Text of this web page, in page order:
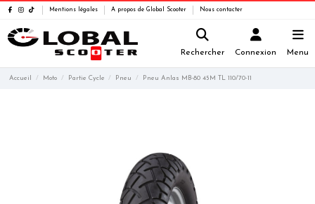
Mentions légales A propos de Global Scooter Nous contacter
Rechercher Connexion Menu
Accueil Moto Partie Cycle Pneu Pneu Anlas MB-80 45M TL 110/70-11